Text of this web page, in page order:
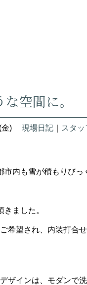
空間に。
) 現場日記 スタ
内も雪が積もりびっ
ました。
希望され、内装打
ザインは、モダンで